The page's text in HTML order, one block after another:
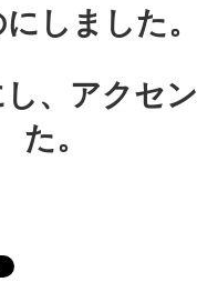
しました
、アクセ
た。